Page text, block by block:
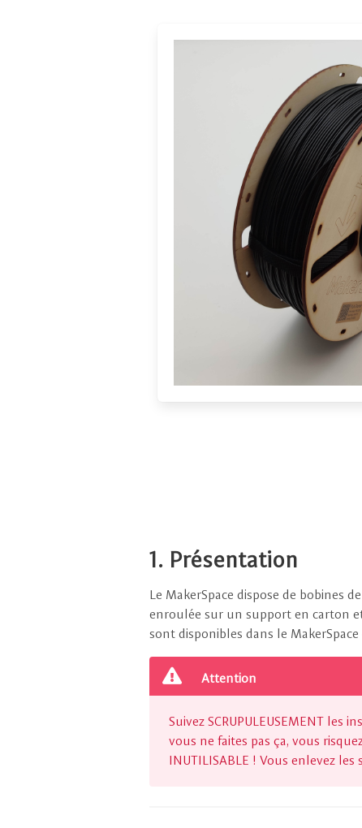
1. Présentation
Le MakerSpace dispose de bobines
enroulée sur un support en carton
sont disponibles dans le
Attention
Suivez SCRUPULEUSEMENT les
vous ne faites pas ça, vous
INUTILISABLE ! Vous enlevez